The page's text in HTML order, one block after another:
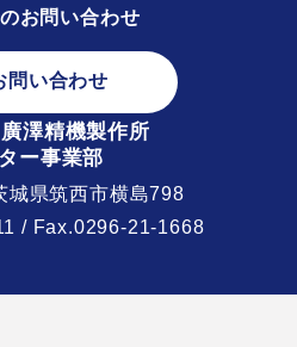
お問い合わせ
問い合わせ
澤精機製作所
ー事業部
城県筑西市横島798
/ Fax.0296-21-1668